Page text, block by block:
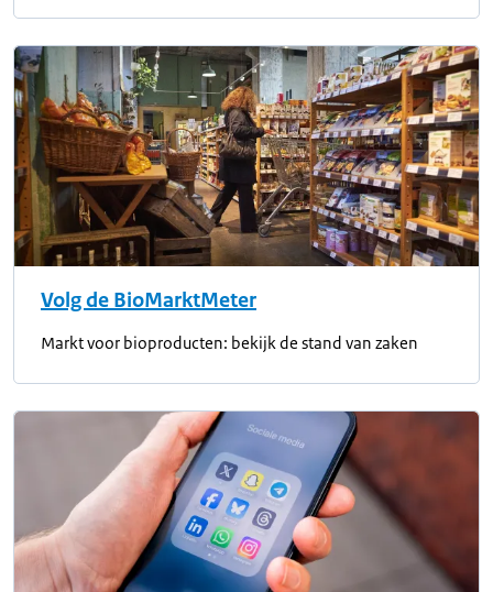
Volg de BioMarktMeter
Markt voor bioproducten: bekijk de stand van zaken